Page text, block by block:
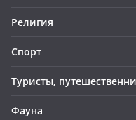
Религия
Спорт
Туристы,
Фауна